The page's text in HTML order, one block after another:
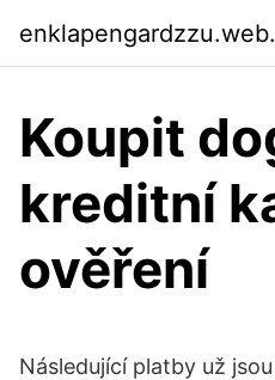
Koupit
kreditní
ověření
Následující platby už